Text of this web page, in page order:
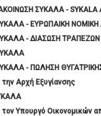
ΣΥΚΑΛΑ - SYKALA
- ΕΥΡΩΠΑΙΚΗ ΝΟΜΙΚΗ
- ΔΙΑΣΩΣΗ ΤΡΑΠΕΖΩΝ
- ΠΩΛΗΣΗ
Αρχή Εξυγίανσης
Υπουργό Οικονομικών